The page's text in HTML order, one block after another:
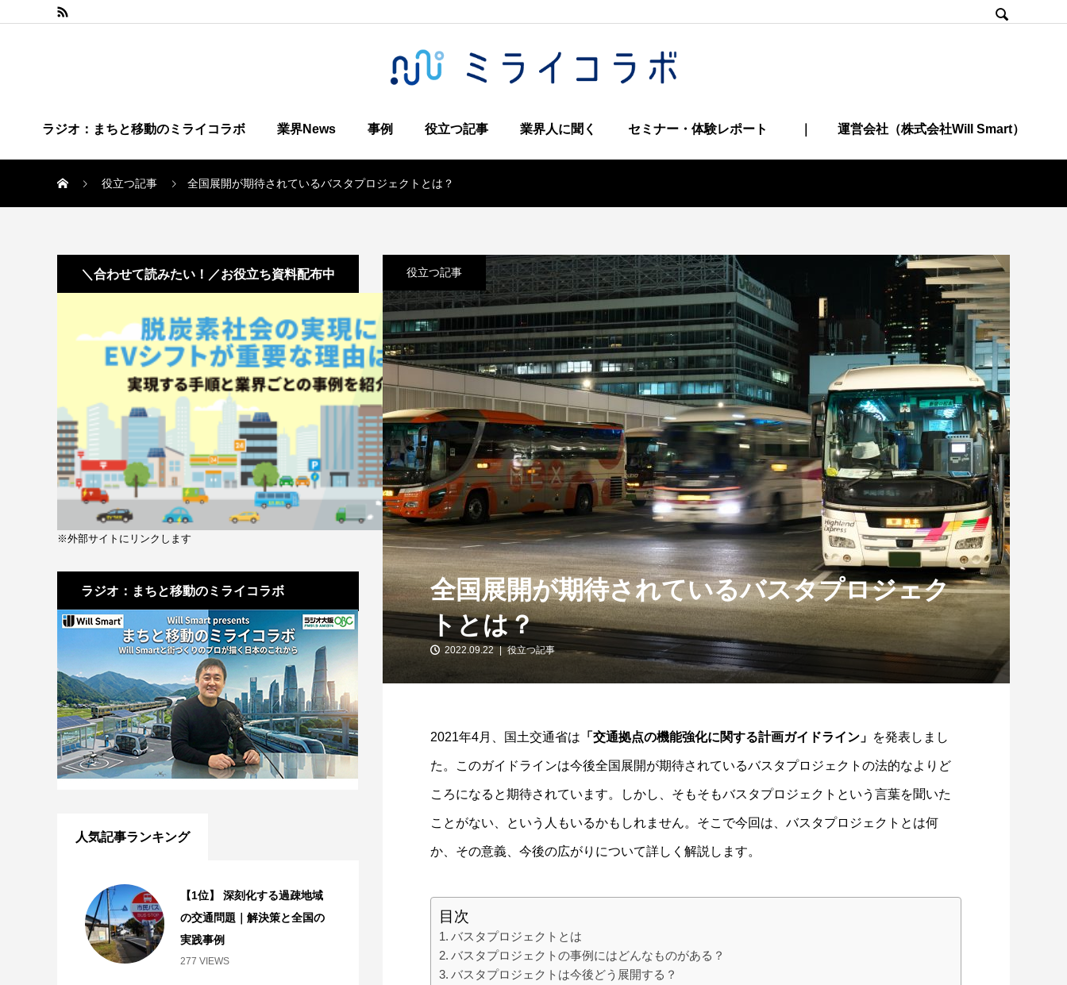

ラジオ：まちと移動のミライコラボ 業界News 事例 役立つ記事 業界人に聞く セミナー・体験レポート ｜ 運営会社（株式会社Will Smart）
役立つ記事 全国展開が期待されているバスタプロジェクトとは？
役立つ記事
全国展開が期待されているバスタプロジェク
トとは？
2022.09.22 役立つ記事
2021年4月、国土交通省は 「交通拠点の機能強化に関する計画ガイドライン」 を発表しまし
た。このガイドラインは今後全国展開が期待されているバスタプロジェクトの法的なよりど
ころになると期待されています。しかし、そもそもバスタプロジェクトという言葉を聞いた
ことがない、という人もいるかもしれません。そこで今回は、バスタプロジェクトとは何
か、その意義、今後の広がりについて詳しく解説します。
目次
バスタプロジェクトとは
バスタプロジェクトの事例にはどんなものがある？
バスタプロジェクトは今後どう展開する？
＼合わせて読みたい！／お役立ち資料配布中
※外部サイトにリンクします
ラジオ：まちと移動のミライコラボ
人気記事ランキング
【1位】 深刻化する過疎地域
の交通問題｜解決策と全国の
実践事例
277 VIEWS